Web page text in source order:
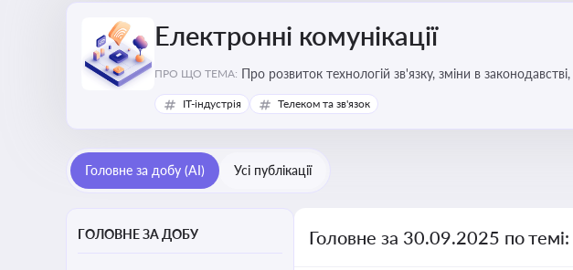
Електронні комунікації
ПРО ЩО ТЕМА: Про розвиток технологій зв'язку, зміни в
IT-індустрія Телеком та зв'язок
Головне за добу (AI) Усі публікації
ГОЛОВНЕ ЗА ДОБУ Головне за 30.09.2025 по темі: